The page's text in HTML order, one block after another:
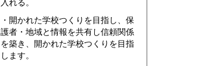
・開かれた学校つくりを目指し、保
護者・地域と情報を共有し信頼関係
を築き、開かれた学校つくりを目指
します。